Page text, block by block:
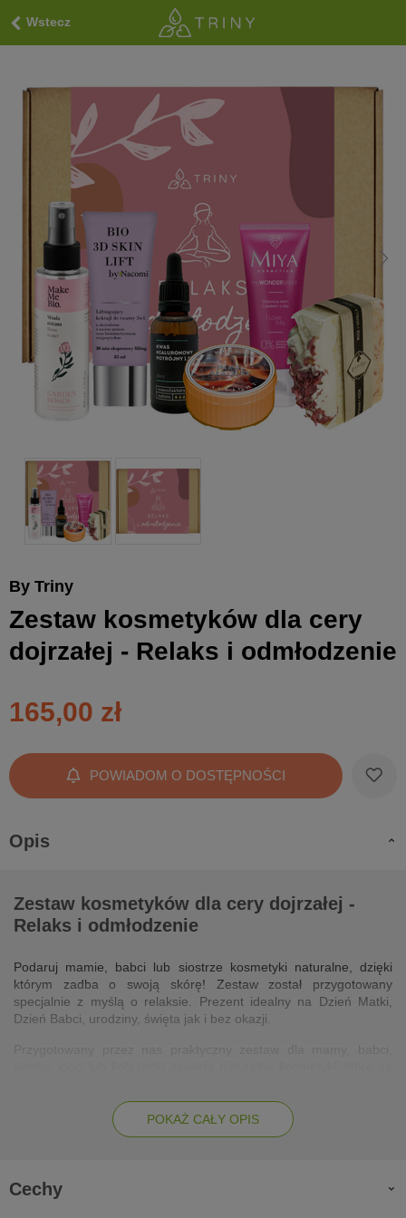
Wstecz
By Triny
Zestaw kosmetyków dla cery
dojrzałej - Relaks i odmłodzenie
165,00 zł
POWIADOM O DOSTĘPNOŚCI
Opis
Zestaw kosmetyków dla cery dojrzałej -
Relaks i odmłodzenie
Podaruj mamie, babci lub siostrze kosmetyki naturalne, dzięki
którym zadba o swoją skórę! Zestaw został przygotowany
specjalnie z myślą o relaksie. Prezent idealny na Dzień Matki,
Dzień Babci, urodziny, święta jak i bez okazji.
dojrzałej. Ich wyjątkowe właściwości pielęgnacyjne sprawią, że
cera nabierze blasku oraz młodzieńczego wyglądu. Zestaw
prezentowy zawiera kosmetyki nawilżające, liftingujące oraz
kosmetyki naturalne na prezent z dowolnej okazji. Zestaw
kosmetyczny sprawdzi się jako prezent na święta, na Dzień Matki,
POKAŻ CAŁY OPIS
Cechy